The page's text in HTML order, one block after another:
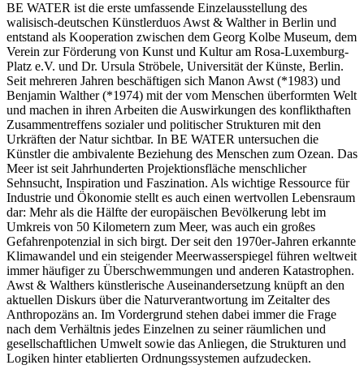
BE WATER ist die erste umfassende Einzelausstellung des
walisisch-deutschen Künstlerduos Awst & Walther in Berlin und
entstand als Kooperation zwischen dem Georg Kolbe Museum, dem
Verein zur Förderung von Kunst und Kultur am Rosa-Luxemburg-
Platz e.V. und Dr. Ursula Ströbele, Universität der Künste, Berlin.
Seit mehreren Jahren beschäftigen sich Manon Awst (*1983) und
Benjamin Walther (*1974) mit der vom Menschen überformten Welt
und machen in ihren Arbeiten die Auswirkungen des konflikthaften
Zusammentreffens sozialer und politischer Strukturen mit den
Urkräften der Natur sichtbar. In BE WATER untersuchen die
Künstler die ambivalente Beziehung des Menschen zum Ozean. Das
Meer ist seit Jahrhunderten Projektionsfläche menschlicher
Sehnsucht, Inspiration und Faszination. Als wichtige Ressource für
Industrie und Ökonomie stellt es auch einen wertvollen Lebensraum
dar: Mehr als die Hälfte der europäischen Bevölkerung lebt im
Umkreis von 50 Kilometern zum Meer, was auch ein großes
Gefahrenpotenzial in sich birgt. Der seit den 1970er-Jahren erkannte
Klimawandel und ein steigender Meerwasserspiegel führen weltweit
immer häufiger zu Überschwemmungen und anderen Katastrophen.
Awst & Walthers künstlerische Auseinandersetzung knüpft an den
aktuellen Diskurs über die Naturverantwortung im Zeitalter des
Anthropozäns an. Im Vordergrund stehen dabei immer die Frage
nach dem Verhältnis jedes Einzelnen zu seiner räumlichen und
gesellschaftlichen Umwelt sowie das Anliegen, die Strukturen und
Logiken hinter etablierten Ordnungssystemen aufzudecken.